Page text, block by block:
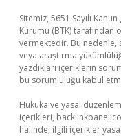
Sitemiz, 5651 Sayılı
Kurumu (BTK) tarafından
vermektedir. Bu
veya araştırma
yazdıkları içeriklerin
bu sorumluluğu kabul
Hukuka ve yasal
içerikleri,
halinde, ilgili içerikler